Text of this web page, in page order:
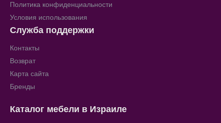
Политика конфиденциальности
Условия использования
Служба поддержки
Контакты
Возврат
Карта сайта
Бренды
Каталог мебели в Израиле